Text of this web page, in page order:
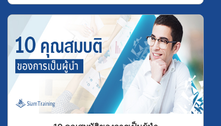
สามารถคิดและวิเคราะห์ความสำเร็จได้ง่ายขึ้น และไม่ต้องเสียเวลา
ลองผิดลองถูกมากมาย เพียงใช้ความรู้ทั้งหมดมาปฏิบัติให้สำริดผลก็
เพียงพอ 9.หาตัวช่วยตัวช่วยที่ดี คือ ช่วยคิด ช่วยวิเคราะห์ และช่วย
ไตร่ตรอง เพราะบางทีความคิดคุณคนเดียวอาจไม่ใช่ความคิดที่ดี
ที่สุด จึงต้องมีตัวช่วยอย่างยิ่ง เพื่อให้เกิดหลายแนวความคิด
นั่นเอง 10.ดูแล้ววิเคราะห์การวิเคราะห์ผลงานคนอื่น ช่วยให้สมอง
เกิดกลไก และมีการทำงานที่ดีขึ้น อีกทั้ง ช่วยให้คุณสามารถนำความ
รู้จากการวิเคราะห์นี้ไปต่อยอดความสำเร็จของตัวเองได้ และเป็นวิธีที่
สำคัญอย่างยิ่งสำหรับคนที่ต้องการประสบความสำเร็จในเรื่องของ
งาน หรือการดำรงชีวิตของตนเอง
ความรู้ และก้าวหน้าได้อย่างสำเร็จ1.ฟังอย่างมีจุดมุ่งหมายโดยทั่วไป
จุดมุ่งหมายของการฟังมี 3 อย่าง คือ ฟังเพื่อความเพลิดเพลิน , ฟัง
เพื่อความรู้ , ฟังเพื่อให้ได้คติชีวิตหรือความจรรโลงใจ ดังนั้น เมื่อใคร
ที่เข้าสัมมนาแล้วมีจุดมุ่งหมายคือ “ความสำเร็จ”ต้องตั้งใจฟังเพื่อ
ความรู้ และตักตวงความรู้จากการฟังให้มากที่สุด ถ้าความจำไม่ค่อย
ดี ก็ใช้วิธีจดบันทึก เพื่อเก็บความรู้ให้มากที่สุด 2.มีความพร้อมการที่
คุณมีความพร้อม ต้องมีความพร้อมทั้งร่างกายและจิตใจ ตลอดจนมี
ความพร้อมทางสติปัญญา พร้อมทางร่างกาย เช่น สุขภาพทาง
ร่างกายเป็นปกติ ไม่เหนื่อย ไม่อิดโรย และต้องพร้อมทางจิตใจด้วย
เพื่อให้เวลาฟังสัมมนาจะได้มีสติฟังอย่างเข้าใจ แล้วทุกอย่างจะดี
เอง 3.ฟังโดยมีสมาธิสมาธิ คือ สิ่งที่สำคัญสำหรับทุกสิ่งทุกอย่าง ซึ่ง
การฟังโดยมีสมาธิ หมายถึง ฟังด้วยความตั้งใจจดจ่ออยู่กับเรื่องที่ฟัง
ไม่ปล่อยจิตใจให้เลื่อนลอยไปที่อื่น ไม่เช่นนั้น ความรู้ที่คุณจะได้รับ
กลายเป็นศูนย์อย่างแน่นอน 4.กระตือรือร้นใครที่ฟังสัมมนาความรู้มี